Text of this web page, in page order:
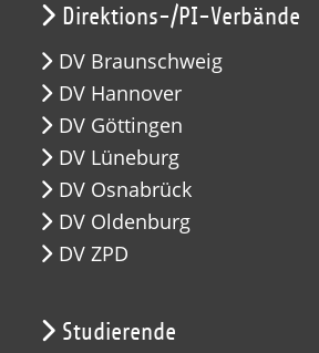
Direktions-/PI-Verbände
DV Braunschweig
DV Hannover
DV Göttingen
DV Lüneburg
DV Osnabrück
DV Oldenburg
DV ZPD
Studierende